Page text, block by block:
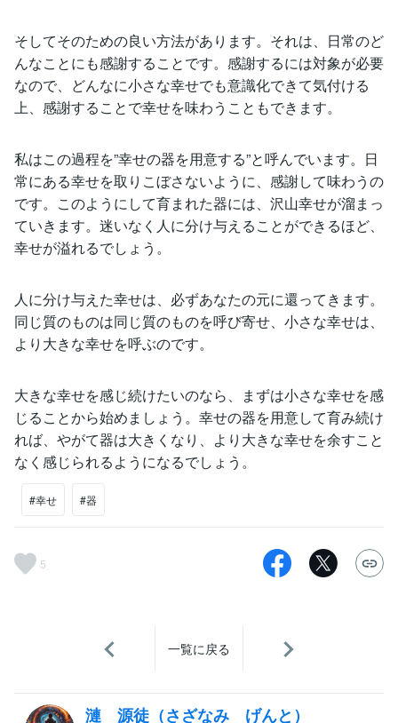
そしてそのための良い方法があります。それは、日常のど
んなことにも感謝することです。感謝するには対象が必要
なので、どんなに小さな幸せでも意識化できて気付ける
上、感謝することで幸せを味わうこともできます。
私はこの過程を”幸せの器を用意する”と呼んでいます。日
常にある幸せを取りこぼさないように、感謝して味わうの
です。このようにして育まれた器には、沢山幸せが溜まっ
ていきます。迷いなく人に分け与えることができるほど、
幸せが溢れるでしょう。
人に分け与えた幸せは、必ずあなたの元に還ってきます。
同じ質のものは同じ質のものを呼び寄せ、小さな幸せは、
より大きな幸せを呼ぶのです。
大きな幸せを感じ続けたいのなら、まずは小さな幸せを感
じることから始めましょう。幸せの器を用意して育み続け
れば、やがて器は大きくなり、より大きな幸せを余すこと
なく感じられるようになるでしょう。
#幸せ #器
5
一覧に戻る
漣 源徒（さざなみ げんと）